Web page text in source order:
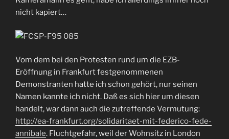
nicht kapiert…
Vom dem bei den Protesten rund um die EZB-
Eröffnung in Frankfurt festgenommenen
Demonstranten hatte ich schon gehört, nur seinen
Namen kannte ich nicht. Daß es sich hier um diesen
handelt, war dann auch die zutreffende Vermutung:
http://ea-frankfurt.org/solidaritaet-mit-federico-fede-
annibale. Fluchtgefahr, weil der Wohnsitz in London